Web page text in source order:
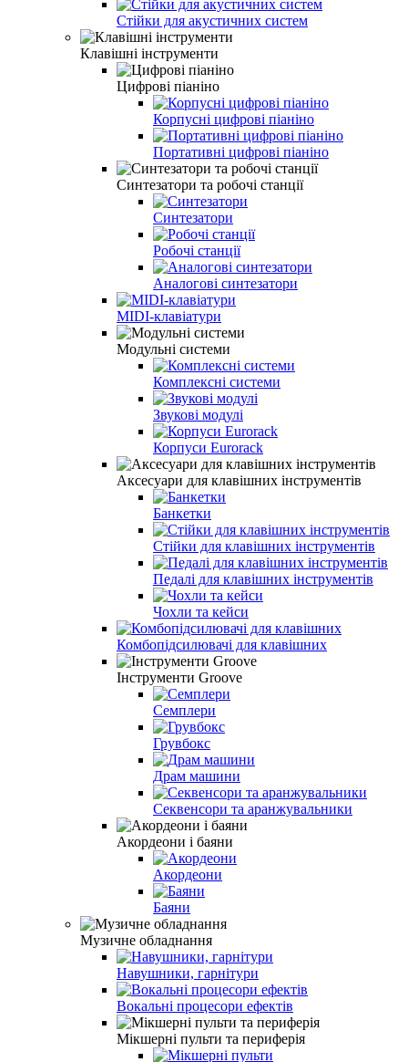
Стійки для акустичних систем
Клавішні інструменти
Цифрові піаніно
Корпусні цифрові піаніно
Портативні цифрові піаніно
Синтезатори та робочі станції
Синтезатори
Робочі станції
Аналогові синтезатори
MIDI-клавіатури
Модульні системи
Комплексні системи
Звукові модулі
Корпуси Eurorack
Аксесуари для клавішних інструментів
Банкетки
Стійки для клавішних інструментів
Педалі для клавішних інструментів
Чохли та кейси
Комбопідсилювачі для клавішних
Інструменти Groove
Семплери
Грувбокс
Драм машини
Секвенсори та аранжувальники
Акордеони і баяни
Акордеони
Баяни
Музичне обладнання
Навушники, гарнітури
Вокальні процесори ефектів
Мікшерні пульти та периферія